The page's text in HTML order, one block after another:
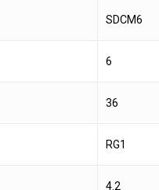
SDCM6
6
36
RG1
4.2